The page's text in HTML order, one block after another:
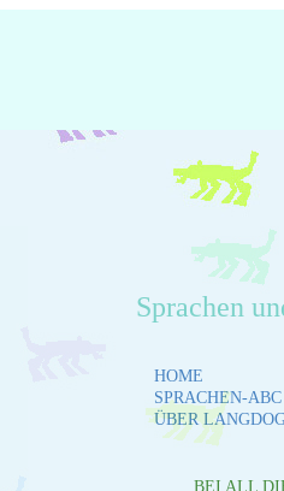
Sprachen
HOME
SPRACHEN-ABC
ÜBER
BEI ALL